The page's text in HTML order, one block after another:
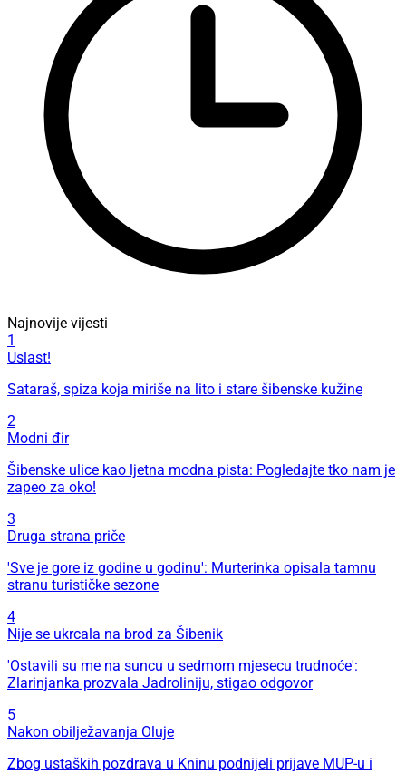
Najnovije vijesti
1
Uslast!
Sataraš, spiza koja miriše na lito i stare šibenske kužine
2
Modni đir
Šibenske ulice kao ljetna modna pista: Pogledajte tko nam je
zapeo za oko!
3
Druga strana priče
'Sve je gore iz godine u godinu': Murterinka opisala tamnu
stranu turističke sezone
4
Nije se ukrcala na brod za Šibenik
'Ostavili su me na suncu u sedmom mjesecu trudnoće':
Zlarinjanka prozvala Jadroliniju, stigao odgovor
5
Nakon obilježavanja Oluje
Zbog ustaških pozdrava u Kninu podnijeli prijave MUP-u i